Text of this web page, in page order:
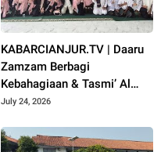
KABARCIANJUR.TV | Daaru
Zamzam Berbagi
Kebahagiaan & Tasmi’ Al
Qur’an Sambut Muharram
July 24, 2026